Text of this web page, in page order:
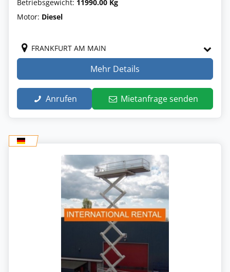
Betriebsgewicht: 11990.00 Kg
Motor: Diesel
FRANKFURT AM MAIN
Mehr Details
Anrufen Mietanfrage senden